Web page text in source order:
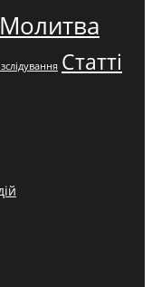
Молитва
Статті